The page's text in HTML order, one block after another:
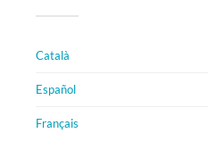
Català
Español
Français